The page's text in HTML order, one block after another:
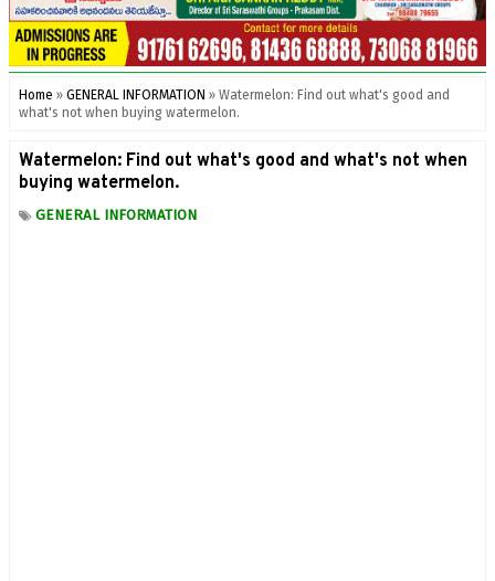
Home » GENERAL INFORMATION » Watermelon: Find out what's good and
what's not when buying watermelon.
Watermelon: Find out what's good and what's not when
buying watermelon.
GENERAL INFORMATION